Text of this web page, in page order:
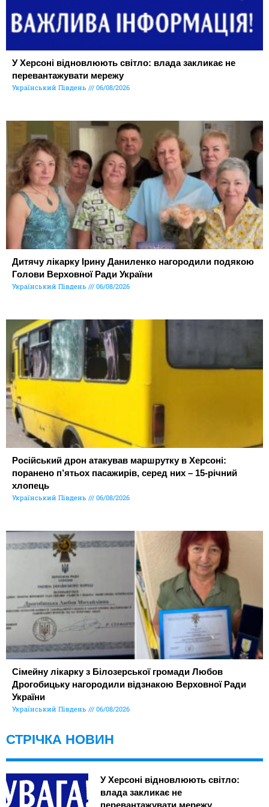
У Херсоні відновлюють світло: влада закликає не
перевантажувати мережу
Український Південь 06/08/2026
Дитячу лікарку Ірину Даниленко нагородили подякою
Голови Верховної Ради України
Український Південь 06/08/2026
Російський дрон атакував маршрутку в Херсоні:
поранено п’ятьох пасажирів, серед них – 15-річний
хлопець
Український Південь 06/08/2026
Сімейну лікарку з Білозерської громади Любов
Дрогобицьку нагородили відзнакою Верховної Ради
України
Український Південь 06/08/2026
СТРІЧКА НОВИН
У Херсоні відновлюють світло:
влада закликає не
перевантажувати мережу